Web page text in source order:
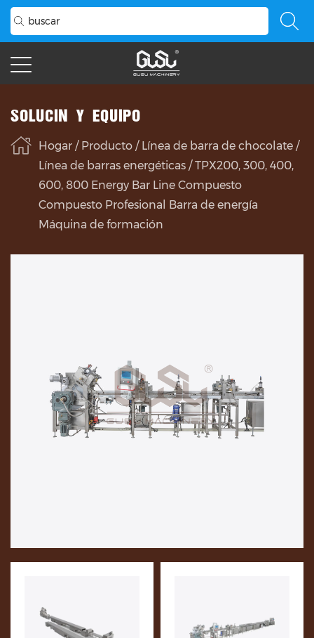
SOLUCIÓN Y EQUIPO
Hogar / Producto / Línea de barra de chocolate /
Línea de barras energéticas /TPX200, 300, 400,
600, 800 Energy Bar Line Compuesto
Compuesto Profesional Barra de energía
Máquina de formación